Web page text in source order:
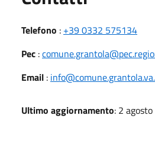
Telefono : +39 0332 575134
Pec :
Email :
Ultimo aggiornamento: 2